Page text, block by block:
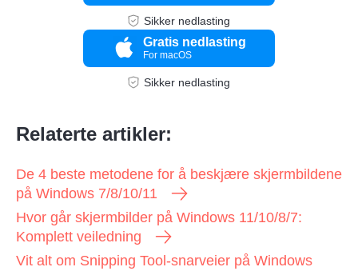
Sikker nedlasting
Gratis nedlasting
For macOS
Sikker nedlasting
Relaterte artikler:
De 4 beste metodene for å beskjære skjermbildene
på Windows 7/8/10/11
Hvor går skjermbilder på Windows 11/10/8/7:
Komplett veiledning
Vit alt om Snipping Tool-snarveier på Windows